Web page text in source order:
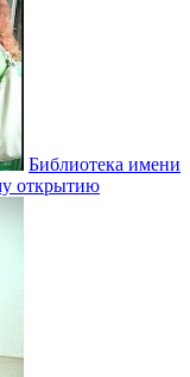
Библиотека имени
открытию